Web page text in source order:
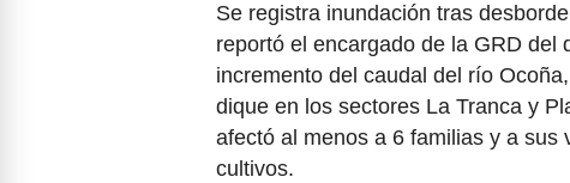
Se registra inundación tras
reportó el encargado de la GRD del
incremento del caudal del río
dique en los sectores La Tranca y
afectó al menos a 6 familias y a
cultivos.